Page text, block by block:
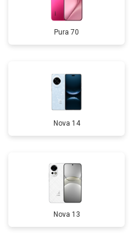
Pura 70
Nova 14
Nova 13